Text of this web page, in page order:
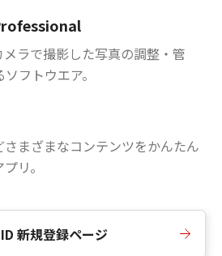
ラで撮影した写真の調整・管
フトウエア。
まざまなコンテンツをかんたん
リ。
新規登録ページ